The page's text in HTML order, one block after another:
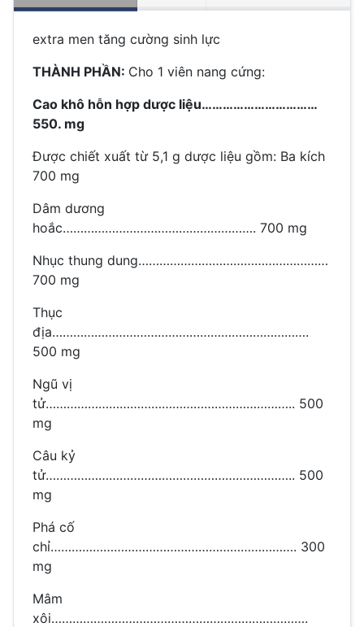
extra men tăng cường sinh lực
THÀNH PHẦN: Cho 1 viên nang cứng:
Cao khô hỗn hợp dược liệu……………………………
550. mg
Được chiết xuất từ 5,1 g dược liệu gồm: Ba kích
700 mg
Dâm dương
hoắc………………………………………………. 700 mg
Nhục thung dung………………………………………………
700 mg
Thục
địa……………………………………………………………….
500 mg
Ngũ vị
tử…………………………………………………………….. 500
mg
Câu kỷ
tử…………………………………………………………….. 500
mg
Phá cố
chỉ……………………………………………………………. 300
mg
Mâm
xôi……………………………………………………………….